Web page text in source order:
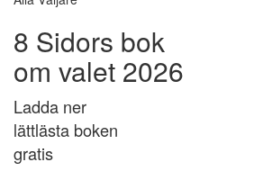
8 Sidors bok
om valet 2026
Ladda ner
lättlästa boken
gratis